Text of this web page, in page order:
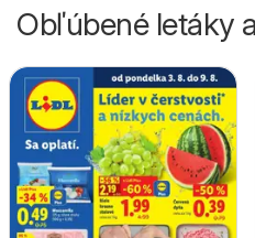
Obľúbené letáky